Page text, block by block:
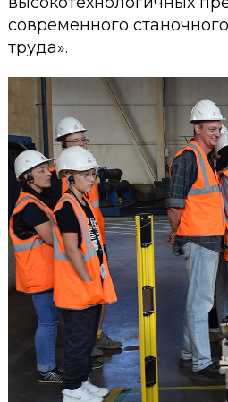
современного
труда».